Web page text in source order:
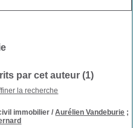
par cet auteur (1)
la recherche
immobilier /Aurélien Vandeburie ;